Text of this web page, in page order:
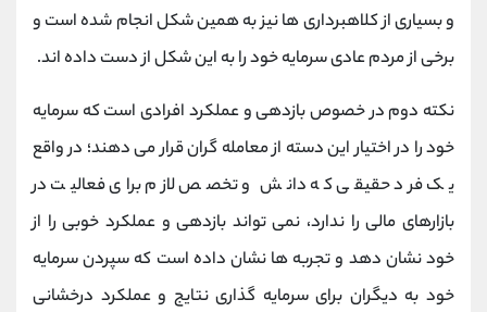
و بسیاری از کلاهبرداری ها نیز به همین شکل انجام شده است و
برخی از مردم عادی سرمایه خود را به این شکل از دست داده اند.
نکته دوم در خصوص بازدهی و عملکرد افرادی است که سرمایه
خود را در اختیار این دسته از معامله گران قرار می دهند؛ در واقع
یک فرد حقیقی که دانش و تخصص لازم برای فعالیت در
بازارهای مالی را ندارد، نمی تواند بازدهی و عملکرد خوبی را از
خود نشان دهد و تجربه ها نشان داده است که سپردن سرمایه
خود به دیگران برای سرمایه گذاری نتایج و عملکرد درخشانی